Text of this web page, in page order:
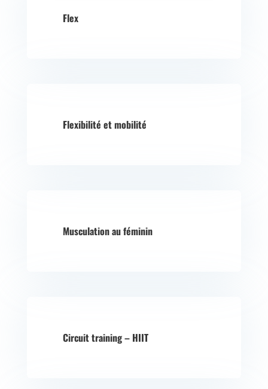
Flex
Flexibilité et mobilité
Musculation au féminin
Circuit training – HIIT